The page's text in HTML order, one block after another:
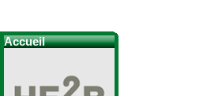
Accueil